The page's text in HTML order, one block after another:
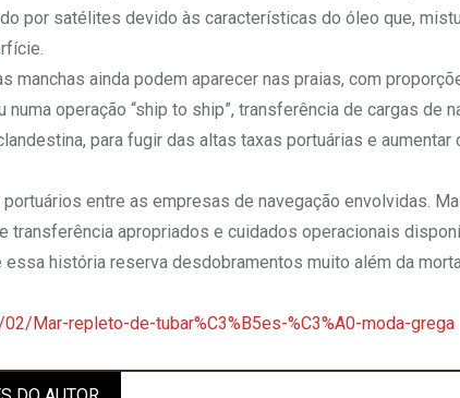
por satélites devido às características do óleo que,
manchas ainda podem aparecer nas praias, com
operação “ship to ship”, transferência de cargas de
para fugir das altas taxas portuárias e aumentar
entre as empresas de navegação envolvidas.
transferência apropriados e cuidados operacionais
história reserva desdobramentos muito além da
Mar-repleto-de-tubar%C3%B5es-%C3%A0-moda-grega